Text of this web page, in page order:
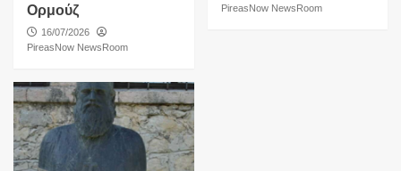
Ορμούζ
16/07/2026
PireasNow NewsRoom
PireasNow NewsRoom